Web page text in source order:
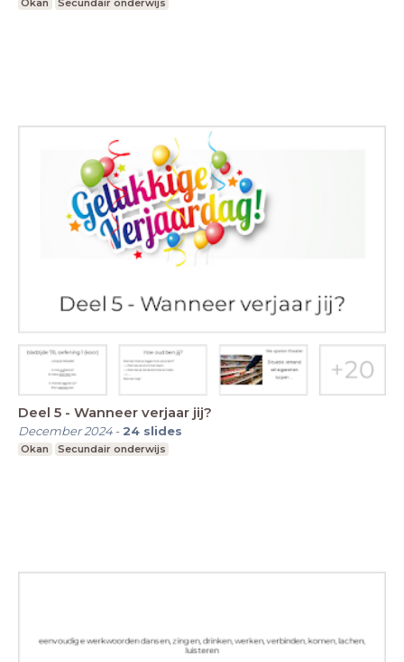
Okan Secundair onderwijs
Deel 5 - Wanneer verjaar jij?
December 2024- 24 slides
Okan Secundair onderwijs